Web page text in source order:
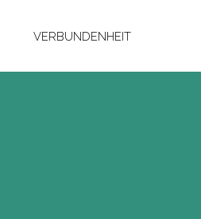
VERBUNDENHEIT